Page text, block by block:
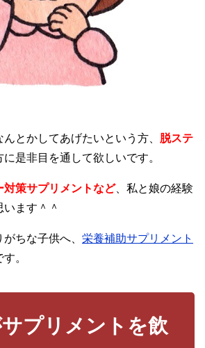
とかしてあげたいという方、 脱ステ
に是非目を通して欲しいです。
対策サプリメントなど、私と娘の経験
ます＾＾
ちな子供へ、 栄養補助サプリメント
す。
プリメントを飲